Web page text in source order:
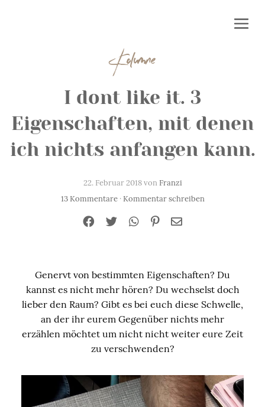
Kolumne
I dont like it. 3
Eigenschaften, mit denen
ich nichts anfangen kann.
22. Februar 2018 vonFranzi
13 Kommentare· Kommentar schreiben
Genervt von bestimmten Eigenschaften? Du
kannst es nicht mehr hören? Du wechselst doch
lieber den Raum? Gibt es bei euch diese Schwelle,
an der ihr eurem Gegenüber nichts mehr
erzählen möchtet um nicht nicht weiter eure Zeit
zu verschwenden?